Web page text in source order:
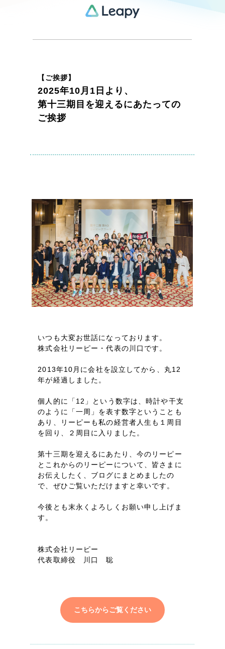
Webサイト制作
コーポレートサイト制作
採用サイト制作
ECサイト制作
ブランドサイト制作
SEO対策によるアクセス獲得、反響獲得などの"Webマーケティング"から、
ライン領域のマーケティングまでまるっと代行
採用DX支援
リープ・リクルーティング／ 採用業務代行
求人票作成・面接など各種業務代行、採用の仕組み作り支援
リープ・キャリア ／ 人材紹介サービス
完全成功報酬型のスカウト型ハイクラス人材紹介（岐阜・愛知）
カイゼンDX支援
Pace ／クラウド型工数管理ツール
日報ツールで案件ごとの営業利益をリアルタイムに可視化
制作実績
全国1,400社以上の支援実績の中から
ブランドサイト制作
すべて
コーポレート・企業サイト （278件）
ブランドサイト・サービスサイト （85件）
求人・採用サイト
ポータルサイト・メディアサイト
ブランディング（ロゴ・印刷物） （90件）
その他 （1件）
オプションサービス
お客様インタビュー
Outsourcing
リープ・プロジェクト
「反響強化」を目的としたマーケティング代行
リープ・リクルーティング
「採用強化」を目的とした採用業務代行
その他のサービス
プライバシーポリシー 情報セキュリティ方針
ウェブアクセシビリティ方針
【ご挨拶】
2025年10月1日より、
第十三期目を迎えるにあたっての
ご挨拶
いつも大変お世話になっております。
株式会社リーピー・代表の川口です。
2013年10月に会社を設立してから、丸12
年が経過しました。
個人的に「12」という数字は、時計や干支
のように「一周」を表す数字ということも
あり、リーピーも私の経営者人生も１周目
を回り、２周目に入りました。
第十三期を迎えるにあたり、今のリーピー
とこれからのリーピーについて、皆さまに
お伝えしたく、ブログにまとめましたの
で、ぜひご覧いただけますと幸いです。
今後とも末永くよろしくお願い申し上げま
す。
株式会社リーピー
代表取締役 川口 聡
こちらからご覧ください